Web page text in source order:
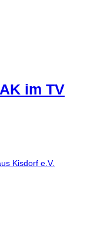
im TV
Kisdorf e.V.